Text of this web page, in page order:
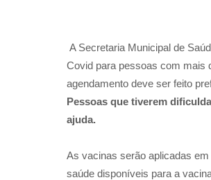
A Secretaria Municipal de
Covid para pessoas com mais
agendamento deve ser feito
Pessoas que tiverem
ajuda.
As vacinas serão aplicadas
saúde disponíveis para a